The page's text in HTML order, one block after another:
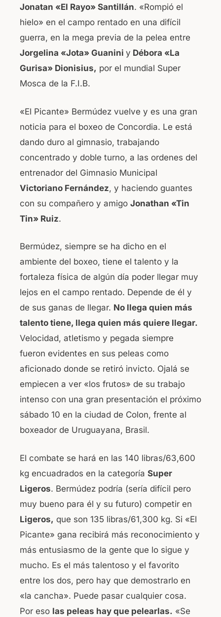
Jonatan «El Rayo» Santillán. «Rompió el
hielo» en el campo rentado en una difícil
guerra, en la mega previa de la pelea entre
Jorgelina «Jota» Guanini y Débora «La
Gurisa» Dionisius, por el mundial Super
Mosca de la F.I.B.
«El Picante» Bermúdez vuelve y es una gran
noticia para el boxeo de Concordia. Le está
dando duro al gimnasio, trabajando
concentrado y doble turno, a las ordenes del
entrenador del Gimnasio Municipal
Victoriano Fernández, y haciendo guantes
con su compañero y amigo Jonathan «Tin
Tin» Ruiz.
Bermúdez, siempre se ha dicho en el
ambiente del boxeo, tiene el talento y la
fortaleza física de algún día poder llegar muy
lejos en el campo rentado. Depende de él y
de sus ganas de llegar. No llega quien más
talento tiene, llega quien más quiere llegar.
Velocidad, atletismo y pegada siempre
fueron evidentes en sus peleas como
aficionado donde se retiró invicto. Ojalá se
empiecen a ver «los frutos» de su trabajo
intenso con una gran presentación el próximo
sábado 10 en la ciudad de Colon, frente al
boxeador de Uruguayana, Brasil.
El combate se hará en las 140 libras/63,600
kg encuadrados en la categoría Super
Ligeros. Bermúdez podría (sería difícil pero
muy bueno para él y su futuro) competir en
Ligeros, que son 135 libras/61,300 kg. Si «El
Picante» gana recibirá más reconocimiento y
más entusiasmo de la gente que lo sigue y
mucho. Es el más talentoso y el favorito
entre los dos, pero hay que demostrarlo en
«la cancha». Puede pasar cualquier cosa.
Por eso las peleas hay que pelearlas. «Se